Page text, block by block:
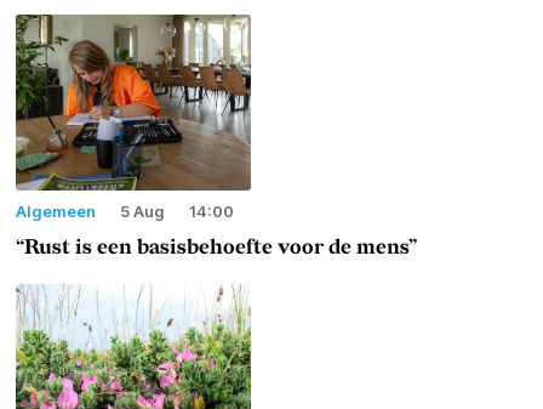
Algemeen 5 Aug 14:00
“Rust is een basisbehoefte voor de mens”